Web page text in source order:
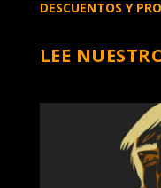
DESCUENTOS Y
LEE